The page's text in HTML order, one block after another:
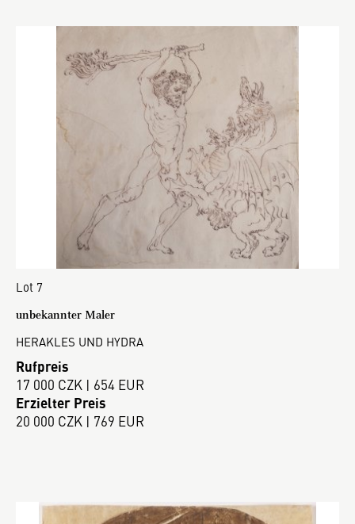
Lot 7
unbekannter Maler
HERAKLES UND HYDRA
Rufpreis
17 000 CZK | 654 EUR
Erzielter Preis
20 000 CZK | 769 EUR